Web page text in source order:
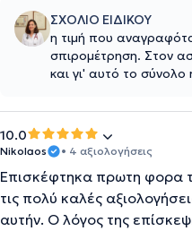
ΣΧΟΛΙΟ ΕΙΔΙΚΟΥ
η τιμή που
σπιρομέτρηση. Στον
και γι' αυτό το
10.0
Nikolaos • 4 αξιολογήσεις
Επισκέφτηκα πρωτη φορα
τις πολύ καλές
αυτήν. Ο λόγος της